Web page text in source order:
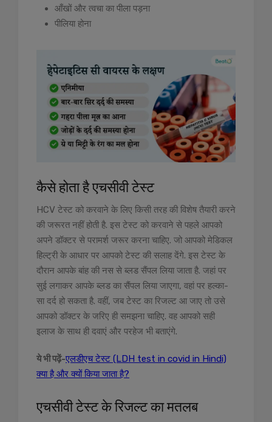
आँखों और त्वचा का पीला पड़ना
पीलिया होना
कैसे होता है एचसीवी टेस्ट
HCV टेस्ट को करवाने के लिए किसी तरह की विशेष तैयारी करने
की जरूरत नहीं होती है. इस टेस्ट को करवाने से पहले आपको
अपने डॉक्टर से परामर्श जरूर करना चाहिए. जो आपको मेडिकल
हिल्ट्री के आधार पर आपको टेस्ट की सलाह देंगे. इस टेस्ट के
दौरान आपके बांह की नस से ब्लड सैंपल लिया जाता है. जहां पर
सुई लगाकर आपके ब्लड का सैंपल लिया जाएगा, वहां पर हल्का-
सा दर्द हो सकता है. वहीं, जब टेस्ट का रिजल्ट आ जाए तो उसे
आपको डॉक्टर के जरिए ही समझना चाहिए. वह आपको सही
इलाज के साथ ही दवाएं और परहेज भी बताएंगे.
ये भी पढ़ें-एलडीएच टेस्ट (LDH test in covid in Hindi)
क्या है और क्यों किया जाता है?
एचसीवी टेस्ट के रिजल्ट का मतलब